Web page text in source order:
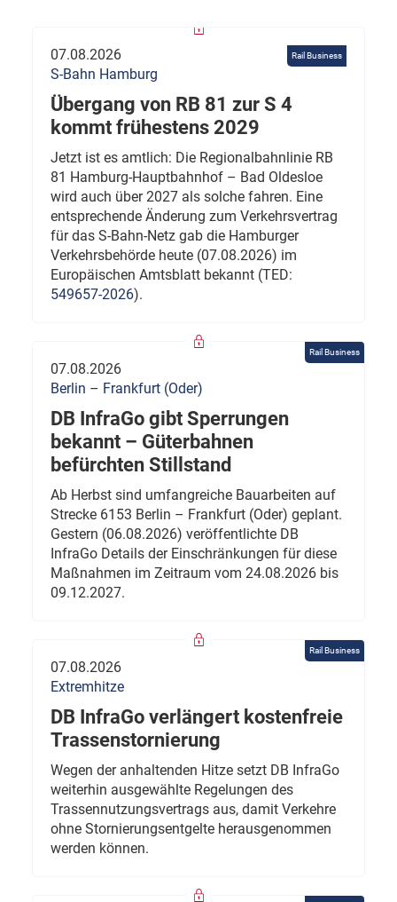
Rail Business
07.08.2026
S-Bahn Hamburg
Übergang von RB 81 zur S 4
kommt frühestens 2029
Jetzt ist es amtlich: Die Regionalbahnlinie RB
81 Hamburg-Hauptbahnhof – Bad Oldesloe
wird auch über 2027 als solche fahren. Eine
entsprechende Änderung zum Verkehrsvertrag
für das S-Bahn-Netz gab die Hamburger
Verkehrsbehörde heute (07.08.2026) im
Europäischen Amtsblatt bekannt (TED:
549657-2026).
Rail Business
07.08.2026
Berlin – Frankfurt (Oder)
DB InfraGo gibt Sperrungen
bekannt – Güterbahnen
befürchten Stillstand
Ab Herbst sind umfangreiche Bauarbeiten auf
Strecke 6153 Berlin – Frankfurt (Oder) geplant.
Gestern (06.08.2026) veröffentlichte DB
InfraGo Details der Einschränkungen für diese
Maßnahmen im Zeitraum vom 24.08.2026 bis
09.12.2027.
Rail Business
07.08.2026
Extremhitze
DB InfraGo verlängert kostenfreie
Trassenstornierung
Wegen der anhaltenden Hitze setzt DB InfraGo
weiterhin ausgewählte Regelungen des
Trassennutzungsvertrags aus, damit Verkehre
ohne Stornierungsentgelte herausgenommen
werden können.